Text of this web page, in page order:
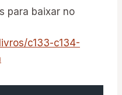
para baixar no
c133-c134-